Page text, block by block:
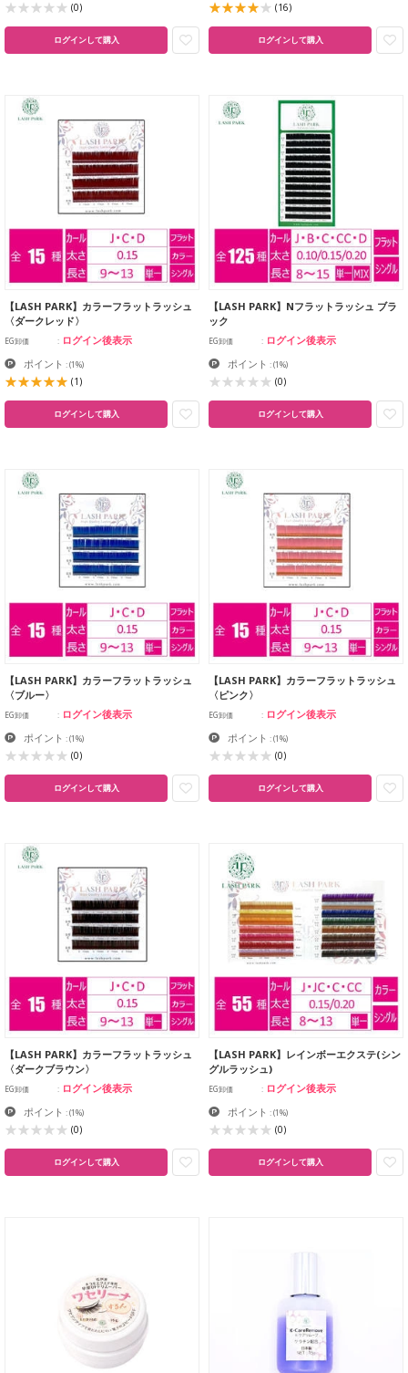
(0)
ログインして購入
(16)
ログインして購入
【LASH PARK】カラーフラットラッシュ
〈ダークレッド〉
EG卸価 ログイン後表示
ポイント :(1%)
(1)
ログインして購入
【LASH PARK】Nフラットラッシュ ブラ
ック
EG卸価 ログイン後表示
ポイント :(1%)
(0)
ログインして購入
【LASH PARK】カラーフラットラッシュ
〈ブルー〉
EG卸価 ログイン後表示
ポイント :(1%)
(0)
ログインして購入
【LASH PARK】カラーフラットラッシュ
〈ピンク〉
EG卸価 ログイン後表示
ポイント :(1%)
(0)
ログインして購入
【LASH PARK】カラーフラットラッシュ
〈ダークブラウン〉
EG卸価 ログイン後表示
ポイント :(1%)
(0)
ログインして購入
【LASH PARK】レインボーエクステ(シン
グルラッシュ)
EG卸価 ログイン後表示
ポイント :(1%)
(0)
ログインして購入